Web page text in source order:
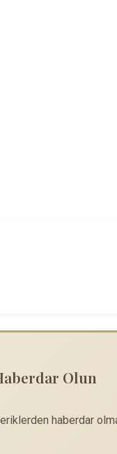
Olun
haberdar